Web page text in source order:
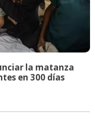
la matanza
en 300 días